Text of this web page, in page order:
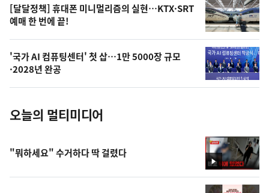
오
늘
의
사
진
[달달정책] 휴대폰 미니멀리즘의 실현…KTX·SRT
예매 한 번에 끝!
'국가 AI 컴퓨팅센터' 첫 삽…1만 5000장 규모
·2028년 완공
오늘의 멀티미디어
영
상
"뭐하세요" 수거하다 딱 걸렸다